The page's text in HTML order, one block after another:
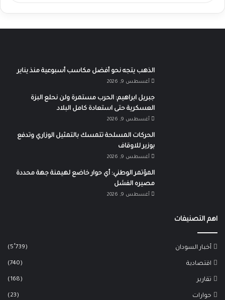
الذهب يتجه نحو أفضل مكاسب أسبوعية منذ يناير
أغسطس 9, 2026
جبريل ابراهيم: الحرب مستمرة ولن نحلع البزة
العسكرية حتى استعادة كامل البلاد
أغسطس 9, 2026
الحركات المسلحة تتمسك بالتمثيل الوزاري وتدفع
بوزير للاوقاف
أغسطس 9, 2026
المؤتمر الوطني: أي حوار خاضع لهيمنة جهة محددة
مصيره الفشل
أغسطس 9, 2026
اهم التصنيفات
أخبار السودان (5٬739)
اقتصادية (740)
تقارير (168)
حوارات (23)